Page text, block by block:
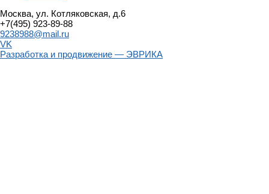
Москва, ул. Котляковская, д.6
+7(495) 923-89-88
9238988@mail.ru
VK
Разработка и продвижение — ЭВРИКА